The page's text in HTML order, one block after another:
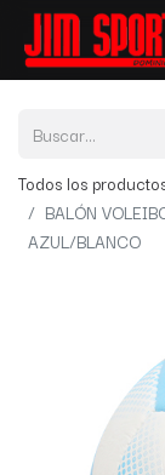
Todos los
BALÓN
AZUL/BLANCO